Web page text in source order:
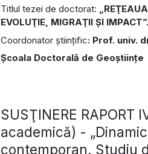
Titlul tezei de doctorat:
EVOLUŢIE, MIGRAŢII ŞI IMPACT”.
Coordonator ştiinţific: Prof. univ.
Şcoala Doctorală de Geoştiinţe
SUSŢINERE
academică) -
contemporan. Studiu